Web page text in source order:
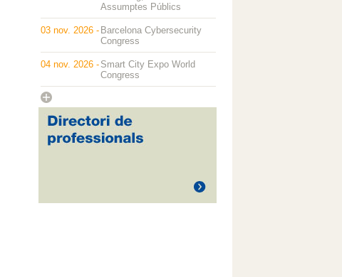
Assumptes Públics
03 nov. 2026 - Barcelona Cybersecurity
Congress
04 nov. 2026 - Smart City Expo World
Congress